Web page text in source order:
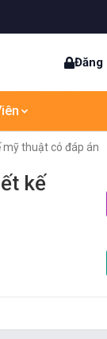
Đăng
mỹ thuật có đáp án
kế